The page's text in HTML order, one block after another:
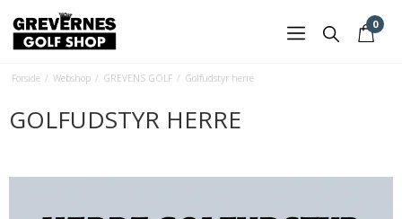
0
Forside / Webshop / GREVENS GOLF / Golfudstyr herre
GOLFUDSTYR HERRE